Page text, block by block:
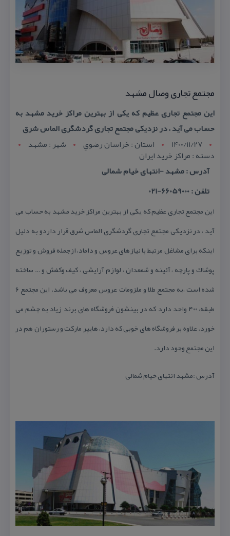
مجتمع تجاری وصال مشهد
این مجتمع تجاری عظیم كه یكی از بهترین مراكز خرید مشهد به
حساب می آید ، در نزدیكی مجتمع تجاری گردشگری الماس شرق
1400/11/27
استان : خراسان رضوي شهر : مشهد
دسته : مراكز خرید ایران
آدرس : مشهد -انتهای خیام شمالی
تلفن : 66059000-021
این مجتمع تجاری عظیم كه یكی از بهترین مراكز خرید مشهد به حساب می
آید ، در نزدیكی مجتمع تجاری گردشگری الماس شرق قرار داردو به دلیل
اینكه برای مشاغل مرتبط با نیازهای عروس و داماد، ازجمله فروش و توزیع
پوشاك و پارچه ، آئینه و شمعدان ، لوازم آرایشی ، كیف وكفش و … ساخته
شده است ،به مجتمع طلا و ملزومات عروس معروف می باشد. این مجتمع ۶
طبقه، ۴۰۰ واحد دارد كه در بینشون فروشگاه های برند زیاد به چشم می
خورد. علاوه بر فروشگاه های خوبی كه دارد، هایپر ماركت و رستوران هم در
این مجتمع وجود دارد.
آدرس :مشهد انتهای خیام شمالی